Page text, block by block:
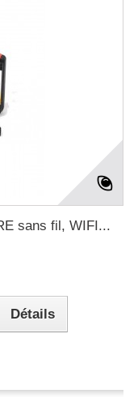
sans fil, WIFI...
Détails